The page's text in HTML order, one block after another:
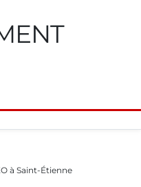
à Saint-Étienne